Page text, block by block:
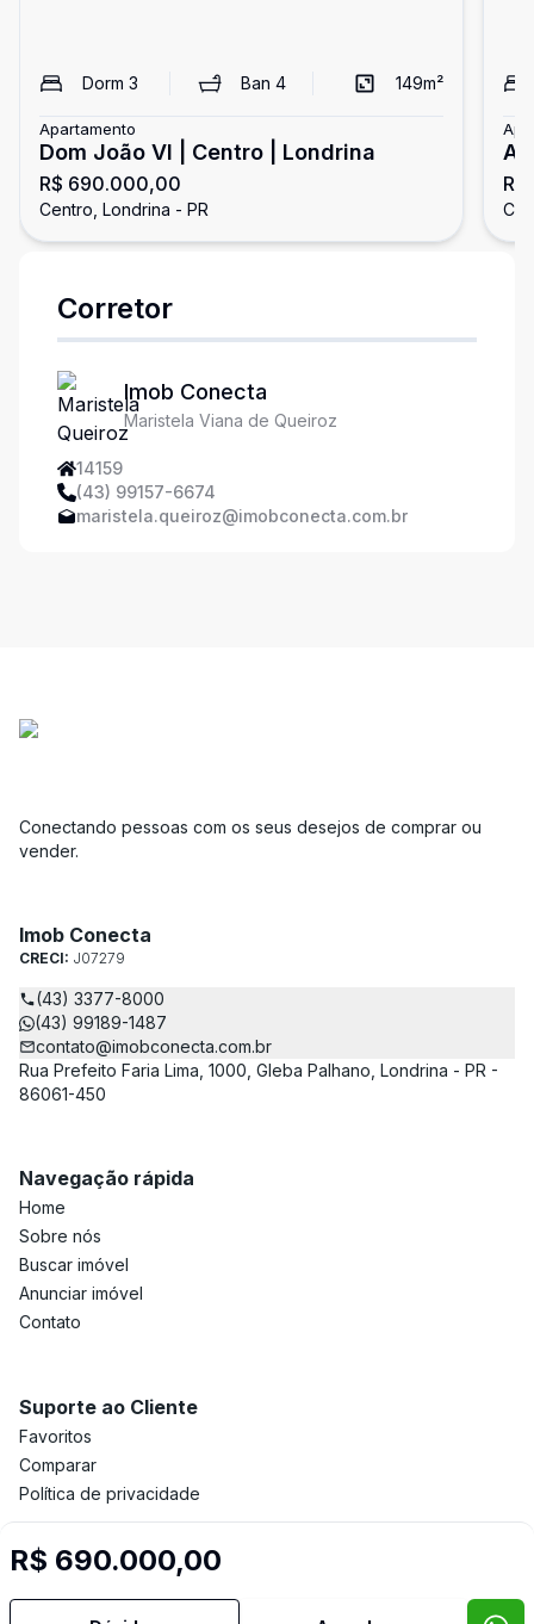
Dorm 3 Ban 4 149m²
Apartamento
Dom João VI | Centro | Londrina
R$ 690.000,00
Centro, Londrina - PR
Corretor
Imob Conecta
Maristela Viana de Queiroz
14159
(43) 99157-6674
maristela.queiroz@imobconecta.com.br
R$ 690.000,00
Conectando pessoas com os seus desejos de comprar ou
vender.
Imob Conecta
CRECI: J07279
(43) 3377-8000
(43) 99189-1487
contato@imobconecta.com.br
Rua Prefeito Faria Lima, 1000, Gleba Palhano, Londrina - PR -
86061-450
Navegação rápida
Home
Sobre nós
Buscar imóvel
Anunciar imóvel
Contato
Suporte ao Cliente
Favoritos
Comparar
Política de privacidade
Selo de Tecnologia Loft